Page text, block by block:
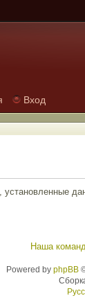
Вход
установленные
Наша
Powered by phpBB©